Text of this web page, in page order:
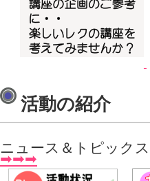
活動の紹介
ニュース＆トピックス
➡➡➡